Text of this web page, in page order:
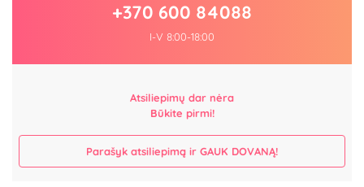
+370 600 84088
I-V 8:00-18:00
Atsiliepimų dar nėra
Būkite pirmi!
Parašyk atsiliepimą ir GAUK DOVANĄ!